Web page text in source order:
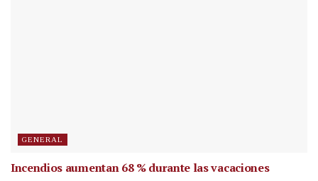
GENERAL
Incendios aumentan 68 % durante las vacaciones